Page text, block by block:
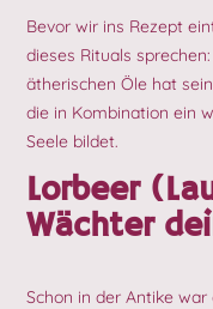
Bevor wir ins Rezept
dieses Rituals
ätherischen Öle hat
die in Kombination ein
Seele bildet.
Lorbeer
Wächter
Schon in der Antike